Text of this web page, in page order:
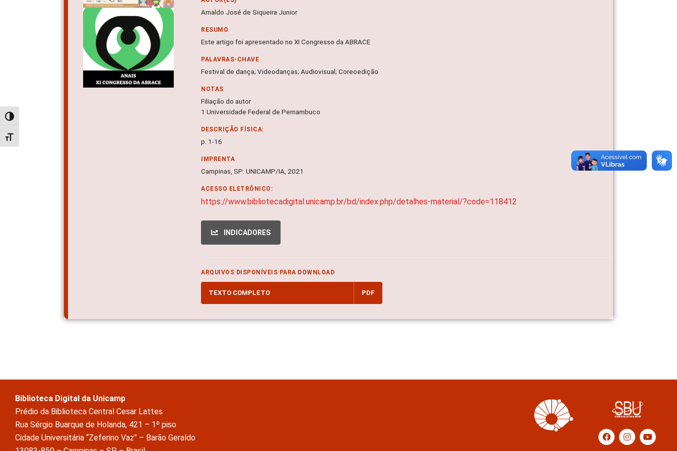
Alternar alto contraste
Alternar tamanho da fonte
Arnaldo José de Siqueira Junior
RESUMO
Este artigo foi apresentado no XI Congresso da ABRACE
PALAVRAS-CHAVE
Festival de dança; Videodanças; Audiovisual; Coreoedição
NOTAS
Filiação do autor
1 Universidade Federal de Pernambuco
DESCRIÇÃO FÍSICA:
p. 1-16
IMPRENTA
Campinas, SP: UNICAMP/IA, 2021
ACESSO ELETRÔNICO:
https://www.bibliotecadigital.unicamp.br/bd/index.php/detalhes-material/?code=118412
INDICADORES
ARQUIVOS DISPONÍVEIS PARA DOWNLOAD
TEXTO COMPLETO PDF
Biblioteca Digital da Unicamp
Prédio da Biblioteca Central Cesar Lattes
Rua Sérgio Buarque de Holanda, 421 – 1º piso
Cidade Universitária “Zeferino Vaz” – Barão Geraldo